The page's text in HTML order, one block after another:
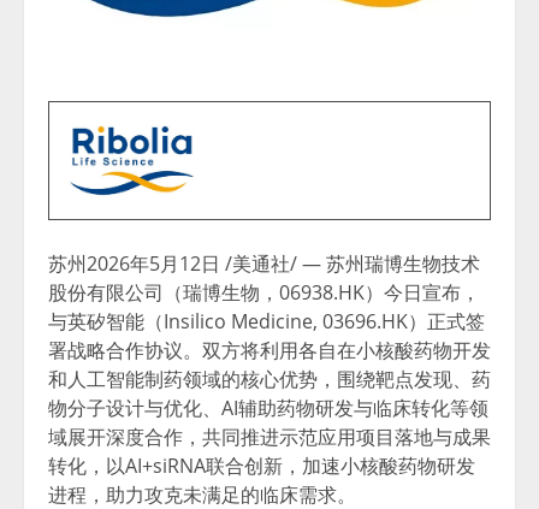
苏州2026年5月12日 /美通社/ — 苏州瑞博生物技术
股份有限公司（瑞博生物，06938.HK）今日宣布，
与英矽智能（Insilico Medicine, 03696.HK）正式签
署战略合作协议。双方将利用各自在小核酸药物开发
和人工智能制药领域的核心优势，围绕靶点发现、药
物分子设计与优化、AI辅助药物研发与临床转化等领
域展开深度合作，共同推进示范应用项目落地与成果
转化，以AI+siRNA联合创新，加速小核酸药物研发
进程，助力攻克未满足的临床需求。